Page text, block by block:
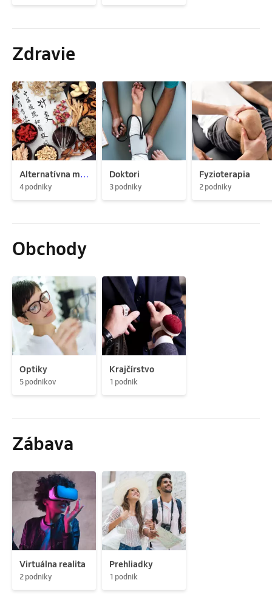
Zdravie
Alternatívna medicína
4 podniky
Doktori
3 podniky
Fyzioterapia
2 podniky
Obchody
Optiky
5 podnikov
Krajčírstvo
1 podnik
Zábava
Virtuálna realita
2 podniky
Prehliadky
1 podnik